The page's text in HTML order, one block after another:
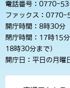
電話番号：0770-
ファックス：
開庁時間：8時30分
閉庁時間：17時15
18時30分まで）
開庁日：平日の月曜